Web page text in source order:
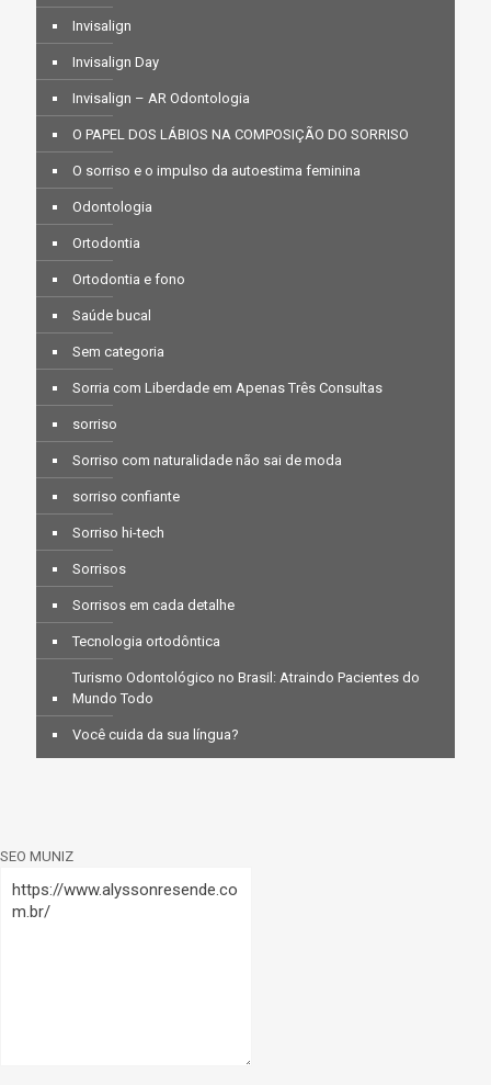
Invisalign
Invisalign Day
Invisalign – AR Odontologia
O PAPEL DOS LÁBIOS NA COMPOSIÇÃO DO SORRISO
O sorriso e o impulso da autoestima feminina
Odontologia
Ortodontia
Ortodontia e fono
Saúde bucal
Sem categoria
Sorria com Liberdade em Apenas Três Consultas
sorriso
Sorriso com naturalidade não sai de moda
sorriso confiante
Sorriso hi-tech
Sorrisos
Sorrisos em cada detalhe
Tecnologia ortodôntica
Turismo Odontológico no Brasil: Atraindo Pacientes do
Mundo Todo
Você cuida da sua língua?
SEO MUNIZ